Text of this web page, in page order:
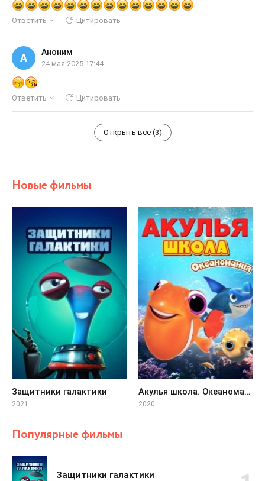
Ответить Цитировать
А Аноним
24 мая 2025 17:44
Ответить Цитировать
Открыть все (3)
Новые фильмы
Защитники галактики
2021
Акулья школа. Океаномания
2020
Популярные фильмы
Защитники галактики